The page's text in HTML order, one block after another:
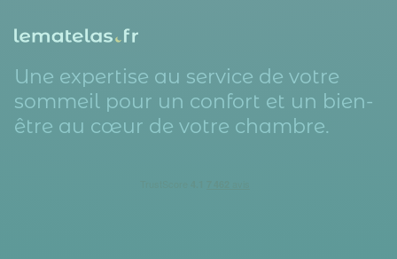
Une expertise au service de votre
sommeil pour un confort et un bien-
être au cœur de votre chambre.